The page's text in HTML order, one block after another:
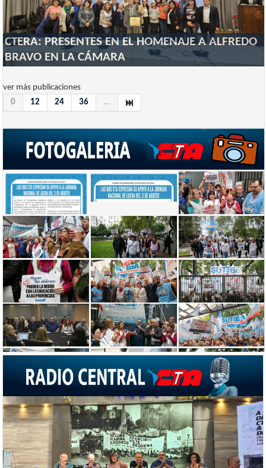
CTERA: PRESENTES EN EL HOMENAJE A ALFREDO
BRAVO EN LA CÁMARA
ver más publicaciones
0
12 24 36 ...